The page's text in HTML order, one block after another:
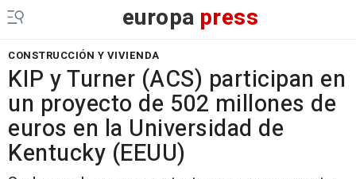
europa press
CONSTRUCCIÓN Y VIVIENDA
KIP y Turner (ACS) participan en
un proyecto de 502 millones de
euros en la Universidad de
Kentucky (EEUU)